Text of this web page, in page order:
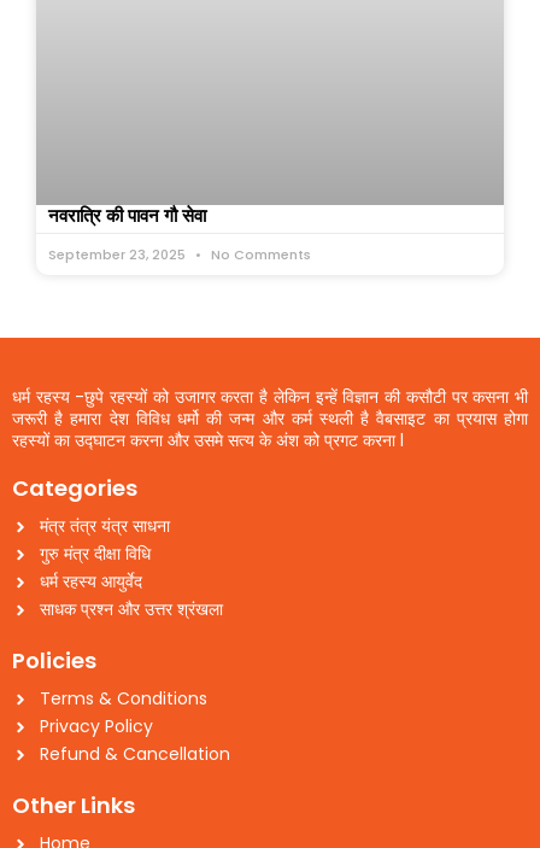
नवरात्रि की पावन गौ सेवा
September 23, 2025 No Comments
धर्म रहस्य -छुपे रहस्यों को उजागर करता है लेकिन इन्हें विज्ञान की कसौटी पर कसना भी
जरूरी है हमारा देश विविध धर्मो की जन्म और कर्म स्थली है वैबसाइट का प्रयास होगा
रहस्यों का उद्घाटन करना और उसमे सत्य के अंश को प्रगट करना l
Categories
मंत्र तंत्र यंत्र साधना
गुरु मंत्र दीक्षा विधि
धर्म रहस्य आयुर्वेद
साधक प्रश्न और उत्तर श्रंखला
Policies
Terms & Conditions
Privacy Policy
Refund & Cancellation
Other Links
Home